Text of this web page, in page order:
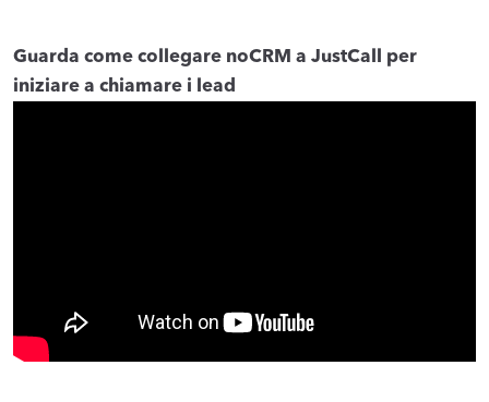
Guarda come collegare noCRM a JustCall per
iniziare a chiamare i lead